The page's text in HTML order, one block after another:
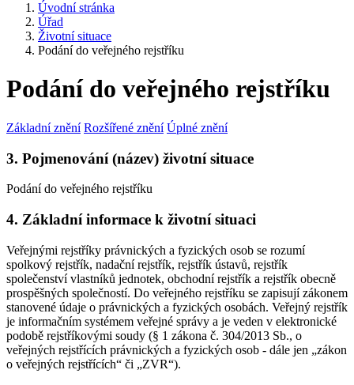
Úvodní stránka
Úřad
Životní situace
Podání do veřejného rejstříku
Podání do veřejného rejstříku
Základní znění Rozšířené znění Úplné znění
3. Pojmenování (název) životní situace
Podání do veřejného rejstříku
4. Základní informace k životní situaci
Veřejnými rejstříky právnických a fyzických osob se rozumí
spolkový rejstřík, nadační rejstřík, rejstřík ústavů, rejstřík
společenství vlastníků jednotek, obchodní rejstřík a rejstřík obecně
prospěšných společností. Do veřejného rejstříku se zapisují zákonem
stanovené údaje o právnických a fyzických osobách. Veřejný rejstřík
je informačním systémem veřejné správy a je veden v elektronické
podobě rejstříkovými soudy (§ 1 zákona č. 304/2013 Sb., o
veřejných rejstřících právnických a fyzických osob - dále jen „zákon
o veřejných rejstřících“ či „ZVR“).